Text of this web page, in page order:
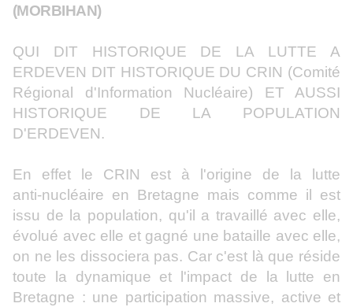
(MORBIHAN)
QUI DIT HISTORIQUE DE LA LUTTE A
ERDEVEN DIT HISTORIQUE DU CRIN (Comité
Régional d'Information Nucléaire) ET AUSSI
HISTORIQUE DE LA POPULATION
D'ERDEVEN.
En effet le CRIN est à l'origine de la lutte
anti‑nucléaire en Bretagne mais comme il est
issu de la population, qu'il a travaillé avec elle,
évolué avec elle et gagné une bataille avec elle,
on ne les dissociera pas. Car c'est là que réside
toute la dynamique et l'impact de la lutte en
Bretagne : une participation massive, active et